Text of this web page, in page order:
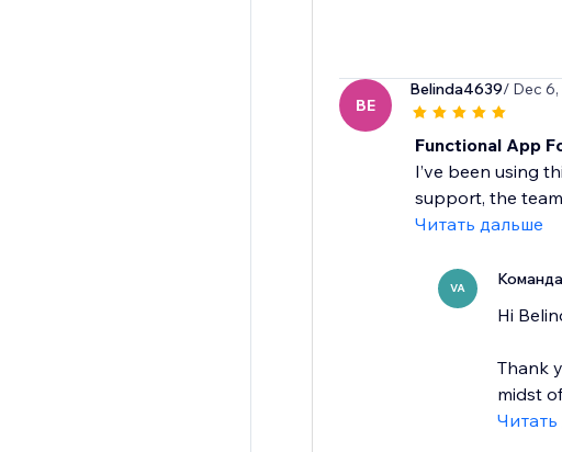
BE
Belinda4639/ Dec 6,
Functional App
I’ve been using
support, the
Читать дальше
VA
Hi
Thank
midst